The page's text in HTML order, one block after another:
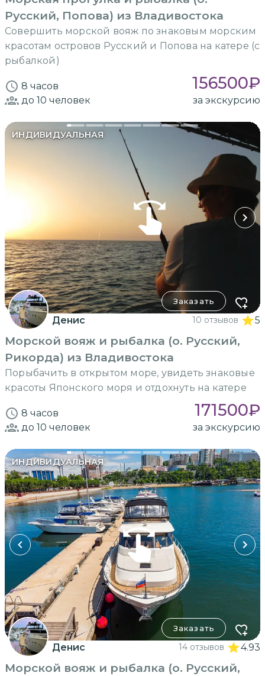
Русский, Попова) из Владивостока
Совершить морской вояж по знаковым морским
красотам островов Русский и Попова на катере (с
рыбалкой)
8 часов 156500₽
до 10 человек за экскурсию
ИНДИВИДУАЛЬНАЯ
Заказать
Денис 10 отзывов 5
Морской вояж и рыбалка (о. Русский,
Рикорда) из Владивостока
Порыбачить в открытом море, увидеть знаковые
красоты Японского моря и отдохнуть на катере
8 часов 171500₽
до 10 человек за экскурсию
ИНДИВИДУАЛЬНАЯ
Заказать
Денис 14 отзывов 4.93
Морской вояж и рыбалка (о. Русский,